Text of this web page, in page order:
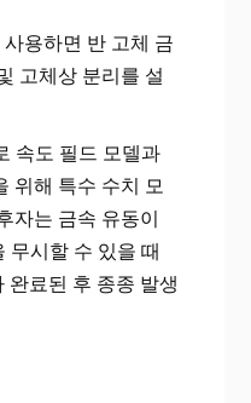
용하면 반 고체 금
고체상 분리를 설
속도 필드 모델과
위해 특수 수치 모
자는 금속 유동이
무시할 수 있을 때
완료된 후 종종 발생